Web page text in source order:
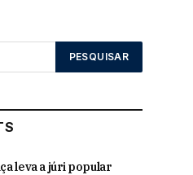
leva a júri popular